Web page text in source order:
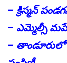
– క్రిస్మ‌న్
– ఎమ్మెల్సీ
– తాండూరులో